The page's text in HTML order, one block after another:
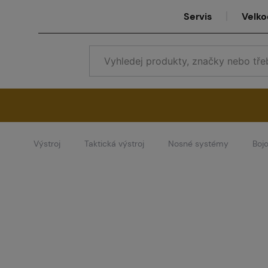
Servis
Výstroj Taktická výstroj Nosné systémy